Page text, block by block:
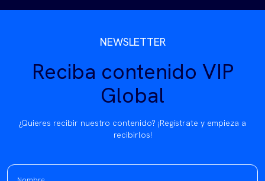
NEWSLETTER
Reciba contenido VIP
Global
¿Quieres recibir nuestro contenido? ¡Regístrate y empieza a
recibirlos!